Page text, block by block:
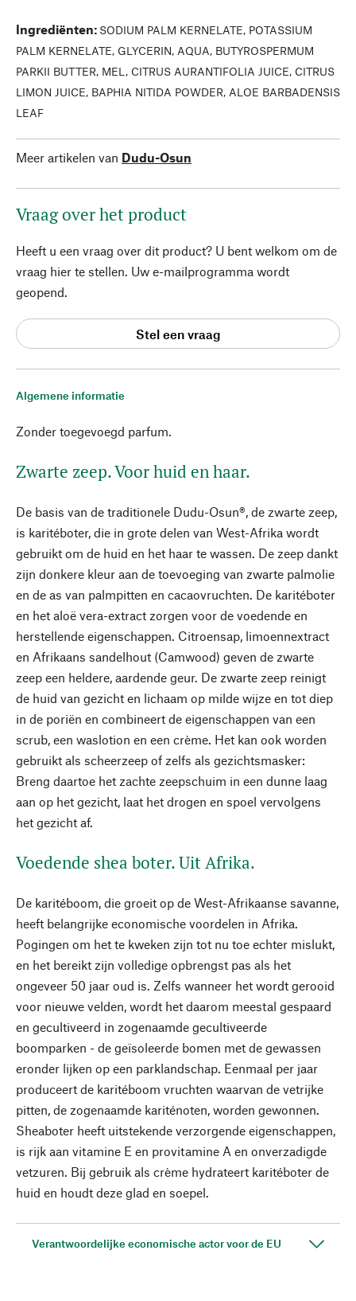
Algemene informatie
Zonder toegevoegd parfum.
Zwarte zeep. Voor huid en haar.
De basis van de traditionele Dudu-Osun®, de zwarte zeep,
is karitéboter, die in grote delen van West-Afrika wordt
gebruikt om de huid en het haar te wassen. De zeep dankt
zijn donkere kleur aan de toevoeging van zwarte palmolie
en de as van palmpitten en cacaovruchten. De karitéboter
en het aloë vera-extract zorgen voor de voedende en
herstellende eigenschappen. Citroensap, limoennextract
en Afrikaans sandelhout (Camwood) geven de zwarte
zeep een heldere, aardende geur. De zwarte zeep reinigt
de huid van gezicht en lichaam op milde wijze en tot diep
in de poriën en combineert de eigenschappen van een
scrub, een waslotion en een crème. Het kan ook worden
gebruikt als scheerzeep of zelfs als gezichtsmasker:
Breng daartoe het zachte zeepschuim in een dunne laag
aan op het gezicht, laat het drogen en spoel vervolgens
het gezicht af.
Voedende shea boter. Uit Afrika.
De karitéboom, die groeit op de West-Afrikaanse savanne,
heeft belangrijke economische voordelen in Afrika.
Pogingen om het te kweken zijn tot nu toe echter mislukt,
en het bereikt zijn volledige opbrengst pas als het
ongeveer 50 jaar oud is. Zelfs wanneer het wordt gerooid
voor nieuwe velden, wordt het daarom meestal gespaard
en gecultiveerd in zogenaamde gecultiveerde
boomparken - de geïsoleerde bomen met de gewassen
eronder lijken op een parklandschap. Eenmaal per jaar
produceert de karitéboom vruchten waarvan de vetrijke
pitten, de zogenaamde kariténoten, worden gewonnen.
Sheaboter heeft uitstekende verzorgende eigenschappen,
is rijk aan vitamine E en provitamine A en onverzadigde
vetzuren. Bij gebruik als crème hydrateert karitéboter de
huid en houdt deze glad en soepel.
Verantwoordelijke economische actor voor de EU
Ingrediënten: SODIUM PALM KERNELATE, POTASSIUM
PALM KERNELATE, GLYCERIN, AQUA, BUTYROSPERMUM
PARKII BUTTER, MEL, CITRUS AURANTIFOLIA JUICE, CITRUS
LIMON JUICE, BAPHIA NITIDA POWDER, ALOE BARBADENSIS
LEAF
Meer artikelen van Dudu-Osun
Vraag over het product
Heeft u een vraag over dit product? U bent welkom om de
vraag hier te stellen. Uw e-mailprogramma wordt
geopend.
Stel een vraag